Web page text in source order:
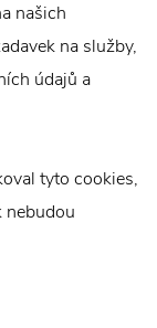
našich
na služby,
údajů a
tyto cookies,
nebudou